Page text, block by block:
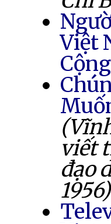
Việt
viết
đạo
1956)